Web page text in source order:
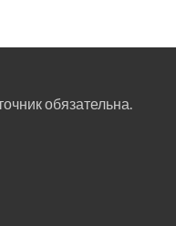
обязательна.